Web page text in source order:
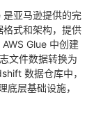
是亚马逊提供的完
式和架构，提供
Glue 中创建
文件数据转换为
数据仓库中，
底层基础设施，